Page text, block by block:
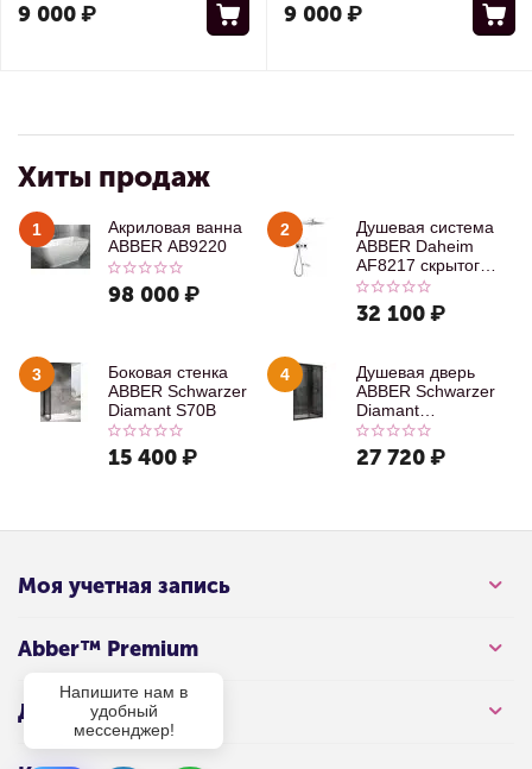
9 000₽ 9 000₽
Хиты продаж
1
Акриловая ванна
ABBER AB9220
98 000 ₽
2
Душевая система
ABBER Daheim
AF8217 скрытого
монтажа с
изливом, хром
32 100 ₽
3
Боковая стенка
ABBER Schwarzer
Diamant S70B
15 400 ₽
4
Душевая дверь
ABBER Schwarzer
Diamant
AG30100B
27 720 ₽
Моя учетная запись
Abber™ Premium
Для клиента
Напишите нам в
удобный
мессенджер!